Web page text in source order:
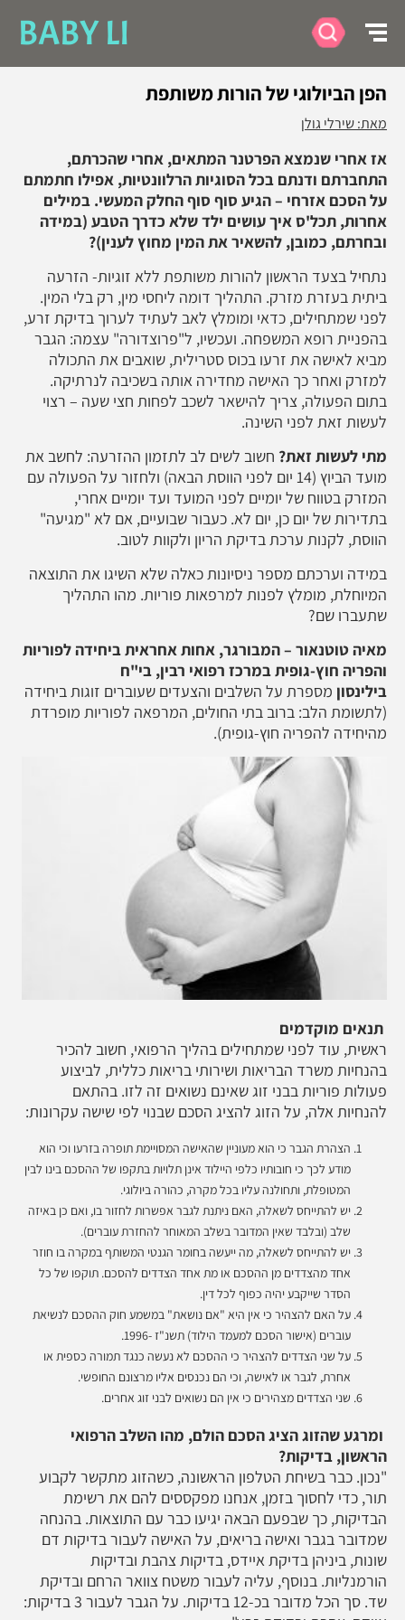
BABY LI
הפן הביולוגי של הורות משותפת
מאת: שירלי גולן
אז אחרי שנמצא הפרטנר המתאים, אחרי שהכרתם,
התחברתם ודנתם בכל הסוגיות הרלוונטיות, אפילו חתמתם
על הסכם אזרחי – הגיע סוף סוף החלק המעשי. במילים
אחרות, תכל'ס איך עושים ילד שלא כדרך הטבע (במידה
ובחרתם, כמובן, להשאיר את המין מחוץ לענין)?
נתחיל בצעד הראשון להורות משותפת ללא זוגיות- הזרעה
ביתית בעזרת מזרק. התהליך דומה ליחסי מין, רק בלי המין.
לפני שמתחילים, כדאי ומומלץ לאב לעתיד לערוך בדיקת זרע,
בהפניית רופא המשפחה. ועכשיו, ל"פרוצדורה" עצמה: הגבר
מביא לאישה את זרעו בכוס סטרילית, שואבים את התכולה
למזרק ואחר כך האישה מחדירה אותה בשכיבה לנרתיקה.
בתום הפעולה, צריך להישאר לשכב לפחות חצי שעה – רצוי
לעשות זאת לפני השינה.
מתי לעשות זאת? חשוב לשים לב לתזמון ההזרעה: לחשב את
מועד הביוץ (14 יום לפני הווסת הבאה) ולחזור על הפעולה עם
המזרק בטווח של יומיים לפני המועד ועד יומיים אחרי,
בתדירות של יום כן, יום לא. כעבור שבועיים, אם לא "מגיעה"
הווסת, לקנות ערכת בדיקת הריון ולקוות לטוב.
במידה וערכתם מספר ניסיונות כאלה שלא השיגו את התוצאה
המיוחלת, מומלץ לפנות למרפאות פוריות. מהו התהליך
שתעברו שם?
מאיה טוטנאור – המבורגר, אחות אחראית ביחידה לפוריות
והפריה חוץ-גופית במרכז רפואי רבין, בי"ח
בילינסון מספרת על השלבים והצעדים שעוברים זוגות ביחידה
(לתשומת הלב: ברוב בתי החולים, המרפאה לפוריות מופרדת
מהיחידה להפריה חוץ-גופית).
תנאים מוקדמים
ראשית, עוד לפני שמתחילים בהליך הרפואי, חשוב להכיר
בהנחיות משרד הבריאות ושירותי בריאות כללית, לביצוע
פעולות פוריות בבני זוג שאינם נשואים זה לזו. בהתאם
להנחיות אלה, על הזוג להציג הסכם שבנוי לפי שישה עקרונות:
הצהרת הגבר כי הוא מעוניין שהאישה המסויימת תופרה בזרעו וכי הוא
מודע לכך כי חובותיו כלפי היילוד אינן תלויות בתקפו של ההסכם בינו לבין
המטופלת, ותחולנה עליו בכל מקרה, כהורה ביולוגי.
יש להתייחס לשאלה, האם ניתנת לגבר אפשרות לחזור בו, ואם כן באיזה
שלב (ובלבד שאין המדובר בשלב המאוחר להחזרת עוברים).
יש להתייחס לשאלה, מה ייעשה בחומר הגנטי המשותף במקרה בו חוזר
אחד מהצדדים מן ההסכם או מת אחד הצדדים להסכם. תוקפו של כל
הסדר שייקבע יהיה כפוף לכל דין.
על האם להצהיר כי אין היא "אם נושאת" במשמע חוק ההסכם לנשיאת
עוברים (אישור הסכם למעמד הילוד) תשנ"ז -1996.
על שני הצדדים להצהיר כי ההסכם לא נעשה כנגד תמורה כספית או
אחרת, לגבר או לאישה, וכי הם נכנסים אליו מרצונם החופשי.
שני הצדדים מצהירים כי אין הם נשואים לבני זוג אחרים.
ומרגע שהזוג הציג הסכם הולם, מהו השלב הרפואי
הראשון, בדיקות?
"נכון. כבר בשיחת הטלפון הראשונה, כשהזוג מתקשר לקבוע
תור, כדי לחסוך בזמן, אנחנו מפקססים להם את רשימת
הבדיקות, כך שבפעם הבאה יגיעו כבר עם התוצאות. בהנחה
שמדובר בגבר ואישה בריאים, על האישה לעבור בדיקות דם
שונות, ביניהן בדיקת איידס, בדיקות צהבת ובדיקות
הורמנליות. בנוסף, עליה לעבור משטח צוואר הרחם ובדיקת
שד. סך הכל מדובר בכ-12 בדיקות. על הגבר לעבור 3 בדיקות: